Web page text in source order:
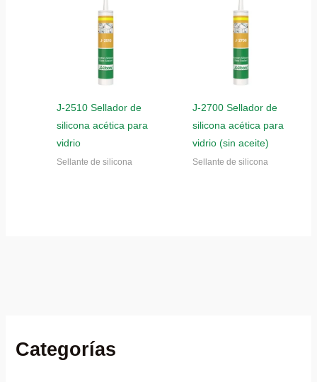
Categorías
J-2510 Sellador de
silicona acética para
vidrio
Sellante de silicona
J-2700 Sellador de
silicona acética para
vidrio (sin aceite)
Sellante de silicona